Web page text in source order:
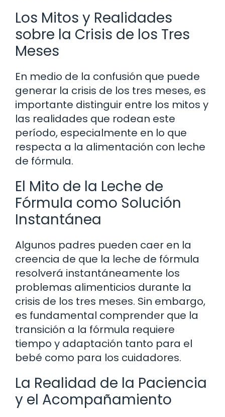
Los Mitos y Realidades
sobre la Crisis de los Tres
Meses
En medio de la confusión que puede
generar la crisis de los tres meses, es
importante distinguir entre los mitos y
las realidades que rodean este
período, especialmente en lo que
respecta a la alimentación con leche
de fórmula.
El Mito de la Leche de
Fórmula como Solución
Instantánea
Algunos padres pueden caer en la
creencia de que la leche de fórmula
resolverá instantáneamente los
problemas alimenticios durante la
crisis de los tres meses. Sin embargo,
es fundamental comprender que la
transición a la fórmula requiere
tiempo y adaptación tanto para el
bebé como para los cuidadores.
La Realidad de la Paciencia
y el Acompañamiento